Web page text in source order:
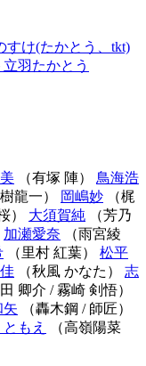
すけ(たかとう、tkt)
立羽 たかとう
（有塚 陣） 鳥海浩
龍一） 岡嶋妙 （梶
） 大須賀純 （芳乃
加瀬愛奈 （雨宮綾
（里村 紅葉） 松平
（秋風 かなた） 志
卿介 / 霧崎 剣悟）
矢 （轟木鋼 / 師匠）
もえ
（高嶺陽菜